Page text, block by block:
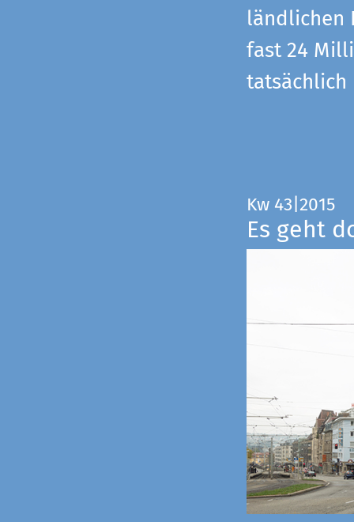
ländlichen
fast 24
tatsächlich
Kw 43|2015
Es geht